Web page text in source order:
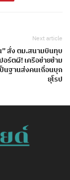
Next article
” สั่ง ตม.สนามบินทุบ
อร์ตผี! เครือข่ายข้าม
ป็นฐานส่งคนเถื่อนบุก
ยุโรป